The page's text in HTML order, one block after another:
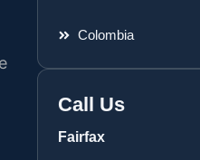
Colombia
Call Us
Fairfax